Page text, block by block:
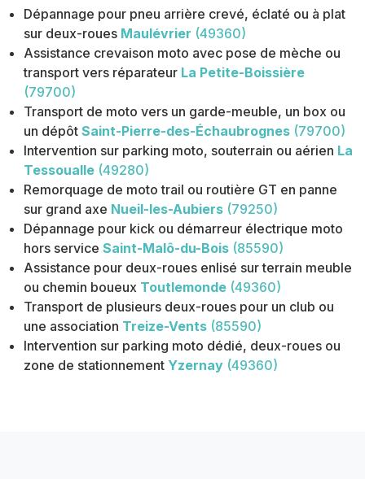
Dépannage pour pneu arrière crevé, éclaté ou à plat
sur deux-roues Maulévrier (49360)
Assistance crevaison moto avec pose de mèche ou
transport vers réparateur La Petite-Boissière
(79700)
Transport de moto vers un garde-meuble, un box ou
un dépôt Saint-Pierre-des-Échaubrognes (79700)
Intervention sur parking moto, souterrain ou aérien La
Tessoualle (49280)
Remorquage de moto trail ou routière GT en panne
sur grand axe Nueil-les-Aubiers (79250)
Dépannage pour kick ou démarreur électrique moto
hors service Saint-Malô-du-Bois (85590)
Assistance pour deux-roues enlisé sur terrain meuble
ou chemin boueux Toutlemonde (49360)
Transport de plusieurs deux-roues pour un club ou
une association Treize-Vents (85590)
Intervention sur parking moto dédié, deux-roues ou
zone de stationnement Yzernay (49360)